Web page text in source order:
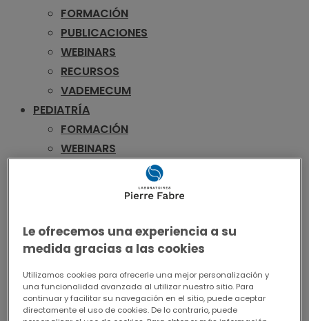
FORMACIÓN
PUBLICACIONES
WEBINARS
RECURSOS
VADEMECUM
PEDIATRÍA
FORMACIÓN
WEBINARS
FORMACIÓN
PUBLICACIONES
RECURSOS
VADEMECUM
Le ofrecemos una experiencia a su
medida gracias a las cookies
Utilizamos cookies para ofrecerle una mejor personalización y
una funcionalidad avanzada al utilizar nuestro sitio. Para
continuar y facilitar su navegación en el sitio, puede aceptar
directamente el uso de cookies. De lo contrario, puede